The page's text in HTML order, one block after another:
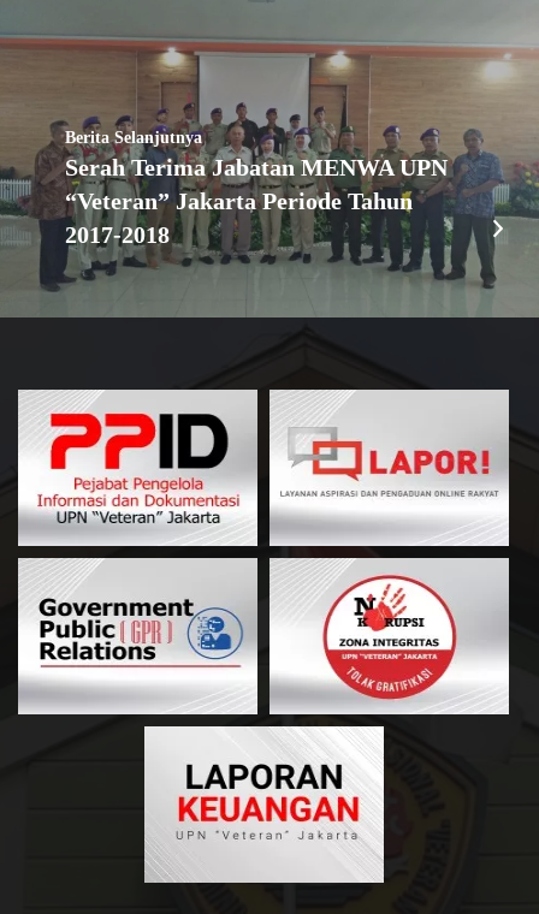
Berita Selanjutnya
Serah Terima Jabatan MENWA UPN
“Veteran” Jakarta Periode Tahun
2017-2018